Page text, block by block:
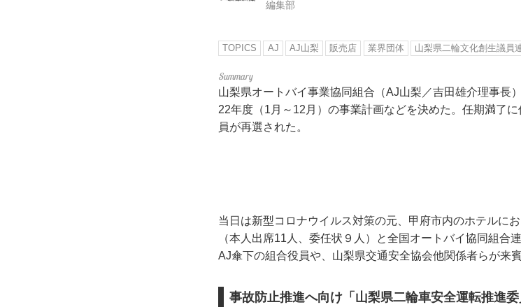
編集部
TOPICS AJ AJ山梨 販売店 業界団体 山梨県二輪文化創生議員
山梨県オートバイ事業協同組合（AJ山梨／吉田雄介理事長
22年度（1月～12月）の事業計画などを決めた。任期満了
員が再選された。
当日は新型コロナウイルス対策の元、甲府市内のホテルに
（本人出席11人、委任状９人）と全国オートバイ協同組合
AJ傘下の組合役員や、山梨県交通安全協会他関係者らが来
事故防止推進へ向け「山梨県二輪車安全運転推進